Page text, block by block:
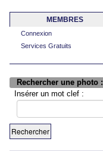
MEMBRES
Connexion
Services Gratuits
Rechercher une photo :
Insérer un mot clef :